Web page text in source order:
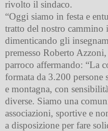
rivolto il sindaco.
“Oggi siamo in festa e
tratto del nostro cammino
dimenticando gli
premesso Roberto
parroco affermando: “La
formata da 3.200 persone
e montagna, con
diverse. Siamo una
associazioni, sportive e
a disposizione per fare